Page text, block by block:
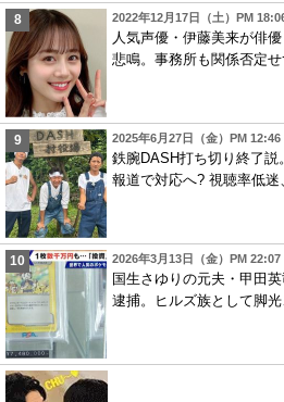
2022年12月17日（土）PM
人気声優・伊藤美来が俳
悲鳴。事務所も関係否定
2025年6月27日（金）PM 12:46
鉄腕DASH打ち切り終了
報道で対応へ? 視聴率低
2026年3月13日（金）PM 22:07
国生さゆりの元夫・甲田
逮捕。ヒルズ族として脚